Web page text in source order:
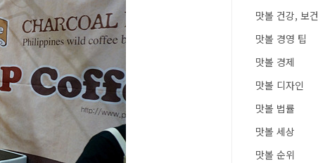
맛볼 건강, 보건
맛볼 경영 팁
맛볼 경제
맛볼 디자인
맛볼 법률
맛볼 세상
맛볼 순위